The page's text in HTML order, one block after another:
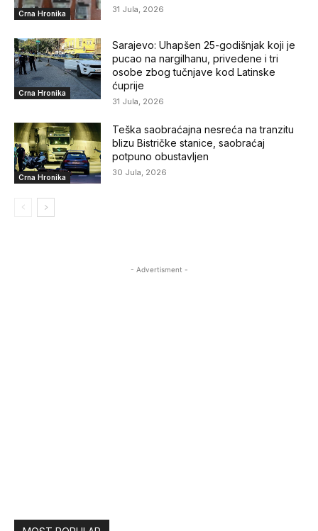
Crna Hronika 31 Jula, 2026
Crna Hronika
Sarajevo: Uhapšen 25-godišnjak koji je
pucao na nargilhanu, privedene i tri
osobe zbog tučnjave kod Latinske
ćuprije
31 Jula, 2026
Crna Hronika
Teška saobraćajna nesreća na tranzitu
blizu Bistričke stanice, saobraćaj
potpuno obustavljen
30 Jula, 2026
- Advertisment -